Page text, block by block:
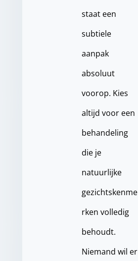
staat een
subtiele
aanpak
absoluut
voorop. Kies
altijd voor een
behandeling
die je
natuurlijke
gezichtskenme
rken volledig
behoudt.
Niemand wil er